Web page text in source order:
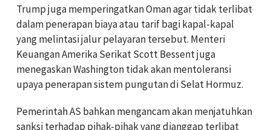
Trump juga memperingatkan Oman agar tidak terlibat
dalam penerapan biaya atau tarif bagi kapal-kapal
yang melintasi jalur pelayaran tersebut. Menteri
Keuangan Amerika Serikat Scott Bessent juga
menegaskan Washington tidak akan mentoleransi
upaya penerapan sistem pungutan di Selat Hormuz.
Pemerintah AS bahkan mengancam akan menjatuhkan
sanksi terhadap pihak-pihak yang dianggap terlibat